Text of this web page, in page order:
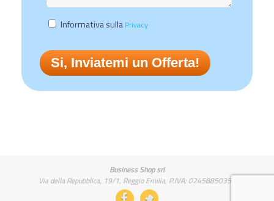
Informativa sulla Privacy
Business Shop srl
Via della Repubblica, 19/1, Reggio Emilia, P.IVA: 02458850357